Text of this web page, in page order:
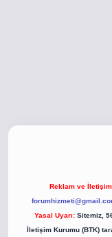
Reklam ve
Yasal Uyarı: Sitemiz,
İletişim Kurumu (BTK)